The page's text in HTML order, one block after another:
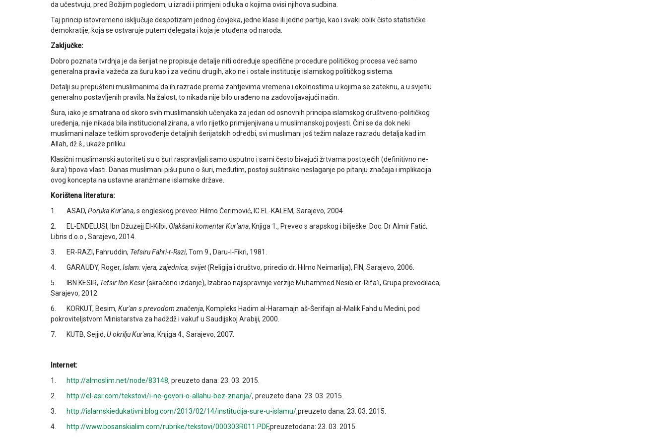
da učestvuju, pred Božijim pogledom, u izradi i primjeni odluka o kojima ovisi njihova sudbina.
Taj princip istovremeno isključuje despotizam jednog čovjeka, jedne klase ili jedne partije, kao i svaki oblik čisto statističke
demokratije, koja se ostvaruje putem delegata i koja je otuđena od naroda.
Zaključke:
Dobro poznata tvrdnja je da šerijat ne propisuje detalje niti određuje specifične procedure političkog procesa već samo
generalna pravila važeća za šuru kao i za većinu drugih, ako ne i ostale institucije islamskog političkog sistema.
Detalji su prepušteni muslimanima da ih razrade prema zahtjevima vremena i okolnostima u kojima se zateknu, a u svjetlu
generalno postavljenih pravila. Na žalost, to nikada nije bilo urađeno na zadovoljavajući način.
Šura, iako je smatrana od skoro svih muslimanskih učenjaka za jedan od osnovnih principa islamskog društveno-političkog
uređenja, nije nikada bila institucionalizirana, a vrlo rijetko primijenjivana u muslimanskoj povjesti. Čini se da dok neki
muslimani nalaze teškim sprovođenje detaljnih šerijatskih odredbi, svi muslimani još težim nalaze razradu detalja kad im
Allah, dž.š., ukaže priliku.
Klasični muslimanski autoriteti su o šuri raspravljali samo usputno i sami često bivajući žrtvama postojećih (definitivno ne-
šura) tipova vlasti. Danas muslimani pišu puno o šuri, međutim, postoji suštinsko neslaganje po pitanju značaja i implikacija
ovog koncepta na ustavne aranžmane islamske države.
Korištena literatura:
1. ASAD, Poruka Kur’ana, s engleskog preveo: Hilmo Ćerimović, IC EL-KALEM, Sarajevo, 2004.
2. EL-ENDELUSI, Ibn Džuzejj El-Kilbi, Olakšani komentar Kur’ana, Knjiga 1., Preveo s arapskog i bilješke: Doc. Dr Almir Fatić,
Libris d.o.o., Sarajevo, 2014.
3. ER-RAZI, Fahruddin, Tefsiru Fahri-r-Razi, Tom 9., Daru-l-Fikri, 1981.
4. GARAUDY, Roger, Islam: vjera, zajednica, svijet(Religija i društvo, priredio:dr. Hilmo Neimarlija), FIN, Sarajevo, 2006.
5. IBN KESIR, Tefsir Ibn Kesir(skraćeno izdanje), Izabrao najispravnije verzije Muhammed Nesib er-Rifa’i, Grupa prevodilaca,
Sarajevo, 2012.
6. KORKUT, Besim, Kur'an s prevodom značenja, Kompleks Hadim al-Haramajn aš-Šerifajn al-Malik Fahd u Medini, pod
pokroviteljstvom Ministarstva za hadždž i vakuf u Saudijskoj Arabiji, 2000.
7. KUTB, Sejjid, U okrilju Kur'ana, Knjiga 4., Sarajevo, 2007.
Internet:
1.
http://almoslim.net/node/83148, preuzeto dana: 23. 03. 2015.
2.
http://el-asr.com/tekstovi/i-ne-govori-o-allahu-bez-znanja/, preuzeto dana: 23. 03. 2015.
3.
http://islamskiedukativni.blog.com/2013/02/14/institucija-sure-u-islamu/,preuzeto dana: 23. 03. 2015.
4.
http://www.bosanskialim.com/rubrike/tekstovi/000303R011.PDF,preuzetodana: 23. 03. 2015.